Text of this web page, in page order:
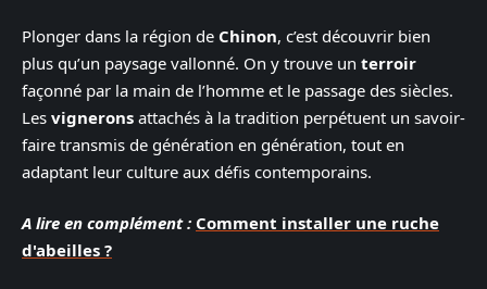
Plonger dans la région de Chinon, c’est découvrir bien
plus qu’un paysage vallonné. On y trouve un terroir
façonné par la main de l’homme et le passage des siècles.
Les vignerons attachés à la tradition perpétuent un savoir-
faire transmis de génération en génération, tout en
adaptant leur culture aux défis contemporains.
A lire en complément : Comment installer une ruche
d'abeilles ?